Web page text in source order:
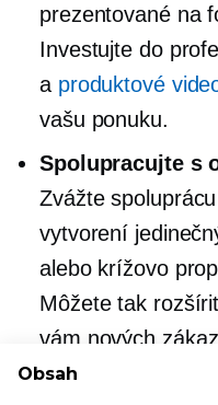
prezentované na
Investujte do
a produktové
vašu ponuku.
Spolupracujte s
Zvážte
vytvorení
alebo krížovo
Môžete tak
vám nových
Zvýraznite
Obsah